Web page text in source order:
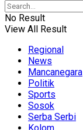
No Result
View All Result
Regional
News
Mancanegara
Politik
Sports
Sosok
Serba Serbi